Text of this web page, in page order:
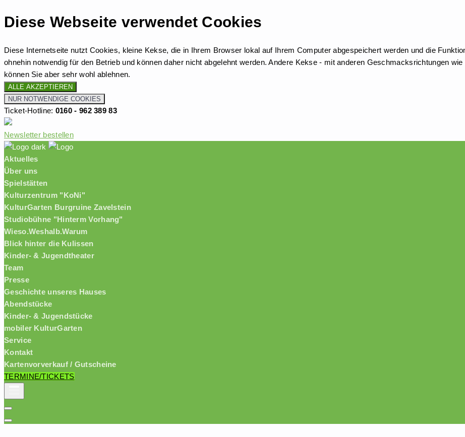
Diese Webseite verwendet Cookies
Diese Internetseite nutzt Cookies, kleine Kekse, die in Ihrem Browser lokal auf Ihrem Computer abgespeichert werden und die
ohnehin notwendig für den Betrieb und können daher nicht abgelehnt werden. Andere Kekse - mit anderen Geschmacksrichtungen
können Sie aber sehr wohl ablehnen.
ALLE AKZEPTIEREN
NUR NOTWENDIGE COOKIES
Ticket-Hotline: 0160 - 962 389 83
Newsletter bestellen
Aktuelles
Über uns
Spielstätten
Kulturzentrum "KoNi"
KulturGarten Burgruine Zavelstein
Studiobühne "Hinterm Vorhang"
Wieso.Weshalb.Warum
Blick hinter die Kulissen
Kinder- & Jugendtheater
Team
Presse
Geschichte unseres Hauses
Abendstücke
Kinder- & Jugendstücke
mobiler KulturGarten
Service
Kontakt
Kartenvorverkauf / Gutscheine
TERMINE/TICKETS